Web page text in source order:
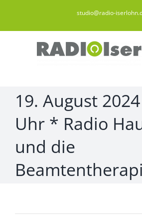
springen
studio@radio-
19. August
Uhr * Radio
und die